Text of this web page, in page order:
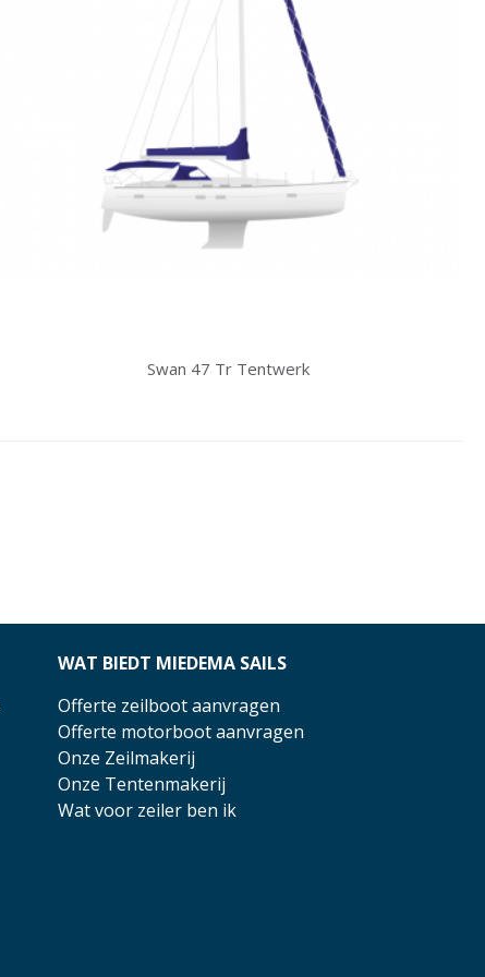
Swan 47 Tr Tentwerk
WAT BIEDT MIEDEMA SAILS
Offerte zeilboot aanvragen
Offerte motorboot aanvragen
Onze Zeilmakerij
Onze Tentenmakerij
Wat voor zeiler ben ik